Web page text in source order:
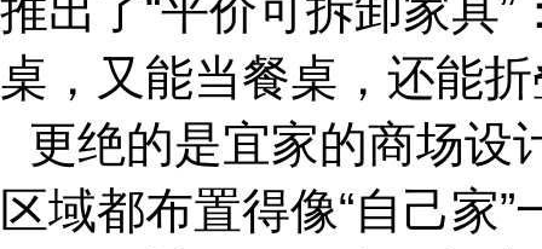
推出了“平价可拆卸家具
桌，又能当餐桌，还能
更绝的是宜家的商场设
区域都布置得像“自己